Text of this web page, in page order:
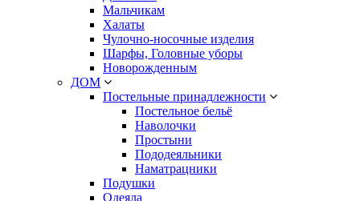
Мальчикам
Халаты
Чулочно-носочные изделия
Шарфы, Головные уборы
Новорожденным
ДОМ
Постельные принадлежности
Постельное бельё
Наволочки
Простыни
Пододеяльники
Наматрацники
Подушки
Одеяла